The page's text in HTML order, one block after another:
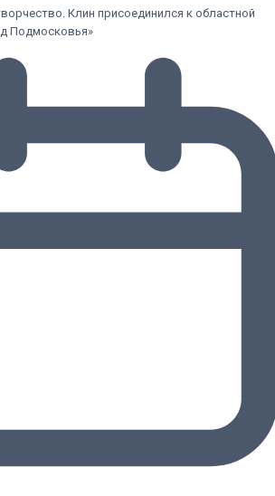
Клин присоединился к областной
Подмосковья»